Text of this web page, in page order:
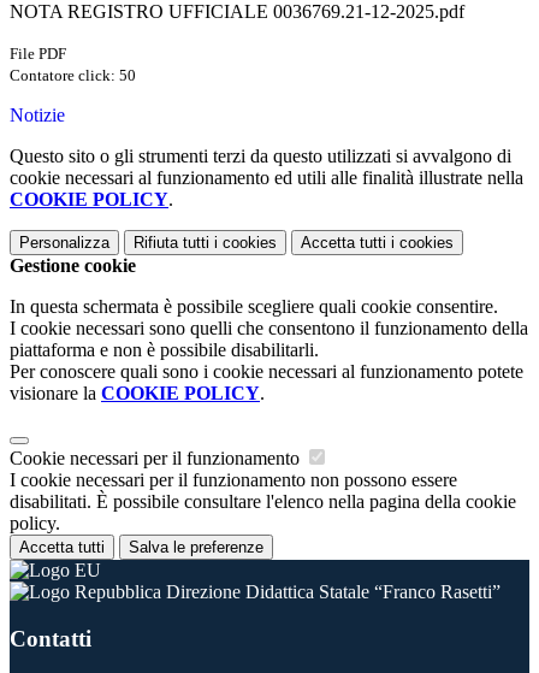
NOTA REGISTRO UFFICIALE 0036769.21-12-2025.pdf
File PDF
Contatore click: 50
Notizie
Questo sito o gli strumenti terzi da questo utilizzati si avvalgono di
cookie necessari al funzionamento ed utili alle finalità illustrate nella
COOKIE POLICY.
Personalizza Rifiuta tutti i cookies Accetta tutti i cookies
Gestione cookie
In questa schermata è possibile scegliere quali cookie consentire.
I cookie necessari sono quelli che consentono il funzionamento della
piattaforma e non è possibile disabilitarli.
Per conoscere quali sono i cookie necessari al funzionamento potete
visionare la COOKIE POLICY.
Cookie necessari per il funzionamento
I cookie necessari per il funzionamento non possono essere
disabilitati. È possibile consultare l'elenco nella pagina della cookie
policy.
Accetta tutti Salva le preferenze
Direzione Didattica Statale “Franco Rasetti”
Contatti